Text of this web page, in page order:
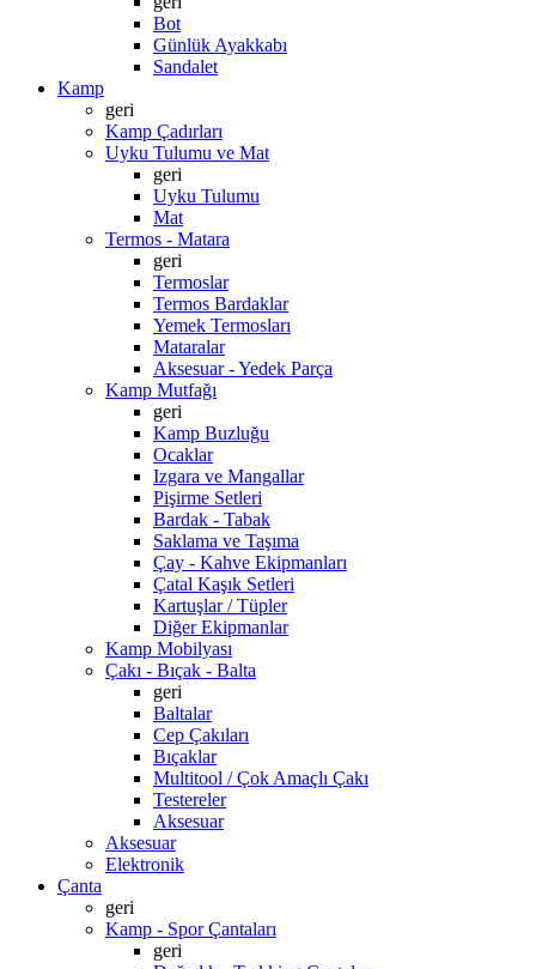
Bot
Günlük Ayakkabı
Sandalet
Kamp
geri
Kamp Çadırları
Uyku Tulumu ve Mat
geri
Uyku Tulumu
Mat
Termos - Matara
geri
Termoslar
Termos Bardaklar
Yemek Termosları
Mataralar
Aksesuar - Yedek Parça
Kamp Mutfağı
geri
Kamp Buzluğu
Ocaklar
Izgara ve Mangallar
Pişirme Setleri
Bardak - Tabak
Saklama ve Taşıma
Çay - Kahve Ekipmanları
Çatal Kaşık Setleri
Kartuşlar / Tüpler
Diğer Ekipmanlar
Kamp Mobilyası
Çakı - Bıçak - Balta
geri
Baltalar
Cep Çakıları
Bıçaklar
Multitool / Çok Amaçlı Çakı
Testereler
Aksesuar
Aksesuar
Elektronik
Çanta
geri
Kamp - Spor Çantaları
geri